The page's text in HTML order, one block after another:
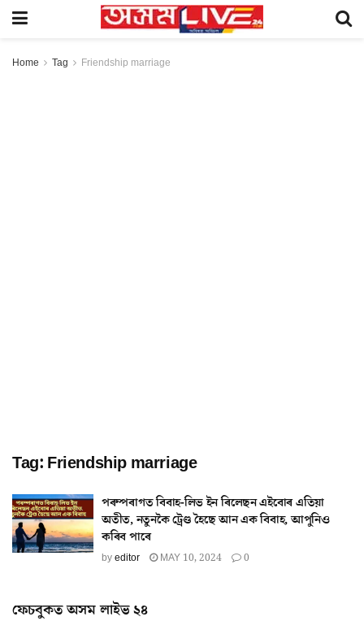
Home Tag Friendship marriage
Tag: Friendship marriage
পৰম্পৰাগত বিবাহ-লিভ ইন ৰিলেছন এইবোৰ এতিয়া
অতীত, নতুনকৈ ট্ৰেণ্ড হৈছে আন এক বিবাহ, আপুনিও
কৰিব পাৰে
byeditor MAY 10, 2024 0
ফেচবুকত অসম লাইভ ২৪